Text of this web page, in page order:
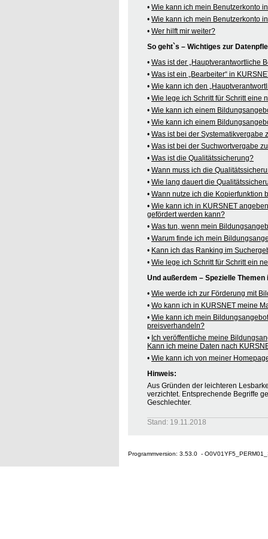
• Wie kann ich mein Benutzerkonto
• Wie kann ich mein Benutzerkonto
• Wer hilft mir weiter?
So geht`s – Wichtiges zur
• Was ist der „Hauptverantwortliche
• Was ist ein „Bearbeiter“ in
• Wie kann ich den
• Wie lege ich Schritt für Schritt eine
• Wie kann ich einem
• Wie kann ich einem
• Was ist bei der Systematikvergabe
• Was ist bei der Suchwortvergabe
• Was ist die Qualitätssicherung?
• Wann muss ich die
• Wie lang dauert die
• Wann nutze ich die Kopierfunktion
• Wie kann ich in KURSNET
gefördert werden kann?
• Was tun, wenn mein
• Warum finde ich mein
• Kann ich das Ranking im
• Wie lege ich Schritt für Schritt ein
Und außerdem – Spezielle Themen
• Wie werde ich zur Förderung mit
• Wo kann ich in KURSNET meine
• Wie kann ich mein
preisverhandeln?
• Ich veröffentliche meine
Kann ich meine Daten nach
• Wie kann ich von meiner
Hinweis:
Aus Gründen der leichteren
verzichtet. Entsprechende Begriffe
Geschlechter.
Stand: 19.11.2018
Programmversion: 3.53.0 -